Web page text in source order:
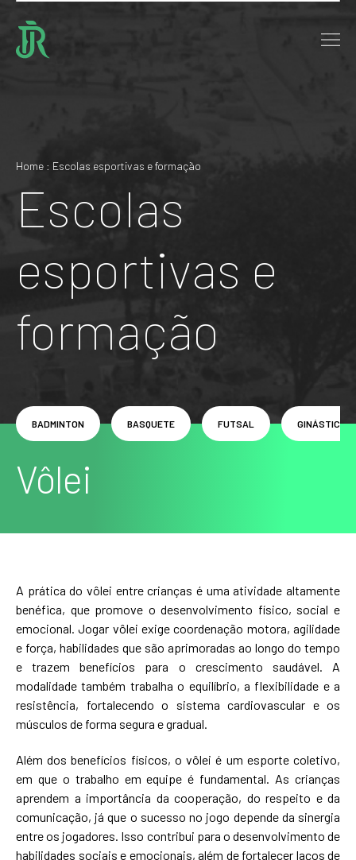
Home : Escolas esportivas e formação
Escolas
esportivas e
formação
Vôlei
BADMINTON BASQUETE FUTSAL GINÁSTICA
A prática do vôlei entre crianças é uma atividade altamente
benéfica, que promove o desenvolvimento físico, social e
emocional. Jogar vôlei exige coordenação motora, agilidade
e força, habilidades que são aprimoradas ao longo do tempo
e trazem benefícios para o crescimento saudável. A
modalidade também trabalha o equilíbrio, a flexibilidade e a
resistência, fortalecendo o sistema cardiovascular e os
músculos de forma segura e gradual.
Além dos benefícios físicos, o vôlei é um esporte coletivo,
em que o trabalho em equipe é fundamental. As crianças
aprendem a importância da cooperação, do respeito e da
comunicação, já que o sucesso no jogo depende da sinergia
entre os jogadores. Isso contribui para o desenvolvimento de
habilidades sociais e emocionais, além de fortalecer laços de